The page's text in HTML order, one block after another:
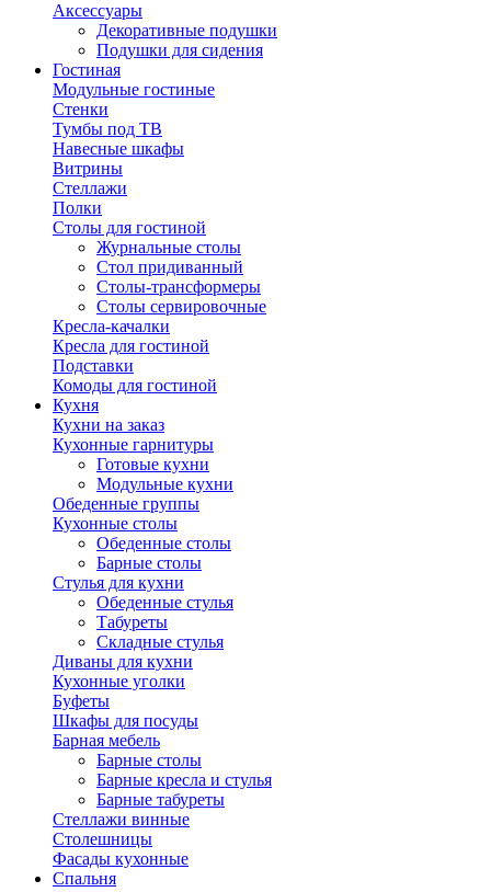
Аксессуары
Декоративные подушки
Подушки для сидения
Гостиная
Модульные гостиные
Стенки
Тумбы под ТВ
Навесные шкафы
Витрины
Стеллажи
Полки
Столы для гостиной
Журнальные столы
Стол придиванный
Столы-трансформеры
Столы сервировочные
Кресла-качалки
Кресла для гостиной
Подставки
Комоды для гостиной
Кухня
Кухни на заказ
Кухонные гарнитуры
Готовые кухни
Модульные кухни
Обеденные группы
Кухонные столы
Обеденные столы
Барные столы
Стулья для кухни
Обеденные стулья
Табуреты
Складные стулья
Диваны для кухни
Кухонные уголки
Буфеты
Шкафы для посуды
Барная мебель
Барные столы
Барные кресла и стулья
Барные табуреты
Стеллажи винные
Столешницы
Фасады кухонные
Спальня